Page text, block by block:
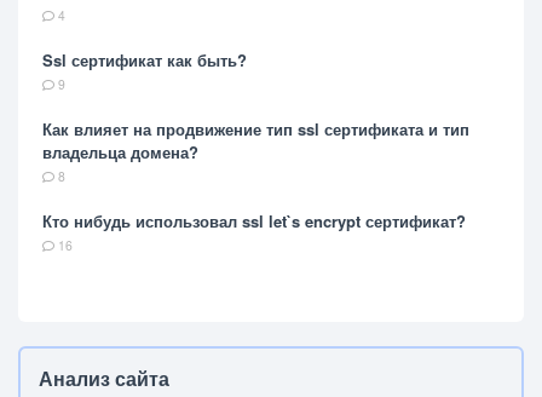
4
Ssl сертификат как быть?
9
Как влияет на продвижение тип ssl сертификата и тип
владельца домена?
8
Кто нибудь использовал ssl let`s encrypt сертификат?
16
Анализ сайта